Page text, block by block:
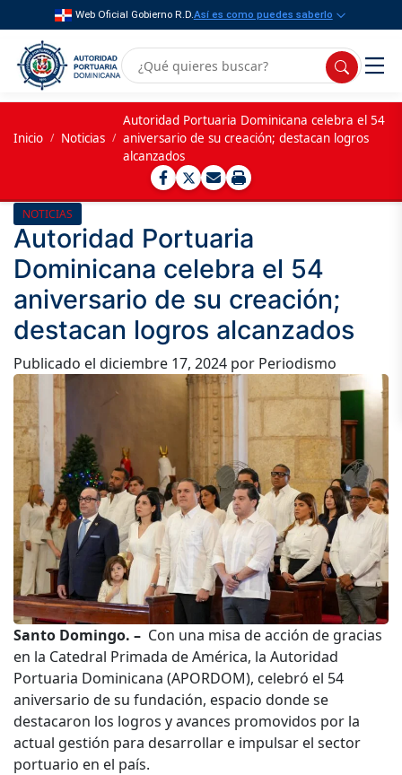
Web Oficial Gobierno R.D.Así es como puedes saberlo
Inicio / Noticias /
Autoridad Portuaria Dominicana celebra el 54
aniversario de su creación; destacan logros
alcanzados
NOTICIAS
Autoridad Portuaria
Dominicana celebra el 54
aniversario de su creación;
destacan logros alcanzados
Publicado el diciembre 17, 2024 por Periodismo
Santo Domingo. – Con una misa de acción de gracias
en la Catedral Primada de América, la Autoridad
Portuaria Dominicana (APORDOM), celebró el 54
aniversario de su fundación, espacio donde se
destacaron los logros y avances promovidos por la
actual gestión para desarrollar e impulsar el sector
portuario en el país.